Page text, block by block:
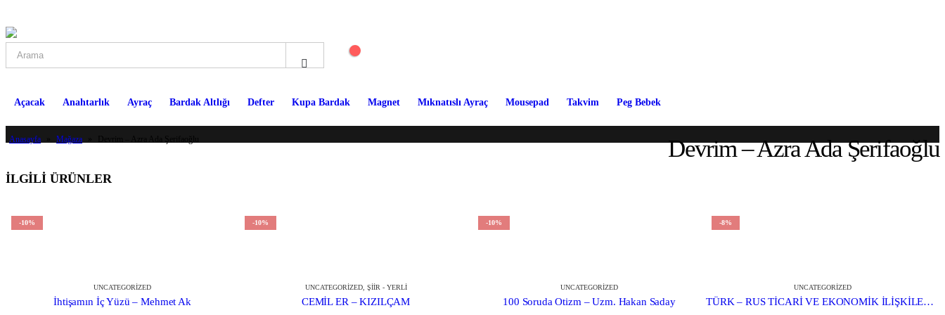
Açacak Anahtarlık Ayraç Bardak Altlığı Defter Kupa Bardak Magnet Mıknatıslı Ayraç Mousepad Takvim Peg Bebek
Devrim – Azra Ada Şerifaoğlu
Anasayfa Mağaza
İLGILI ÜRÜNLER
-10%
UNCATEGORIZED
İhtişamın İç Yüzü – Mehmet Ak
-10%
UNCATEGORIZED, ŞIIR - YERLI
CEMİL ER – KIZILÇAM
-10%
UNCATEGORIZED
100 Soruda Otizm – Uzm. Hakan Saday
-8%
UNCATEGORIZED
TÜRK – RUS TİCARİ VE EKONOMİK İLİŞKİLERİNİN 500 YILI – DR. ZAHİD (MALİK) KERİMOV